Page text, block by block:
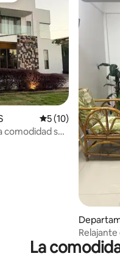
Calificación
5 (10)
comodidad se
s
junto al
La